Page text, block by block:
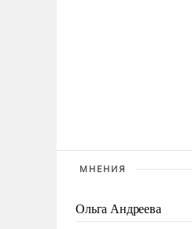
МНЕНИЯ
Ольга Андреева